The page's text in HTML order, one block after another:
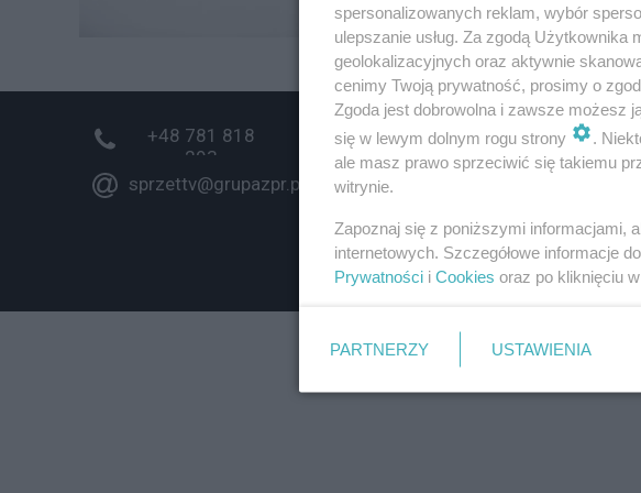
sprzettv@grupazpr.pl
+48 781 818
293
spersonalizowanych reklam, wybór
ulepszanie usług. Za zgodą
geolokalizacyjnych oraz aktywnie
cenimy Twoją prywatność, prosimy o
Zgoda jest dobrowolna i zawsze możesz
się w lewym dolnym rogu strony
.
ale masz prawo sprzeciwić się takiemu
witrynie.
Zapoznaj się z poniższymi informacjami,
internetowych. Szczegółowe informacje
Prywatności i Cookies oraz po kliknięciu w
PARTNERZY USTAWIENIA